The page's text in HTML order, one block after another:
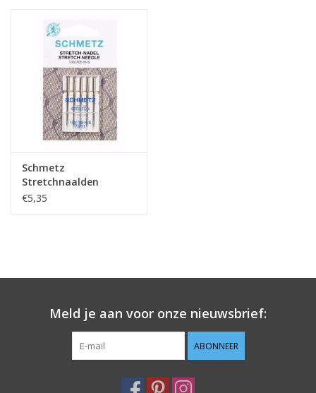
Schmetz
Stretchnaalden
130/705H-S 75/11
€5,35
Meld je aan voor onze nieuwsbrief:
ABONNEER